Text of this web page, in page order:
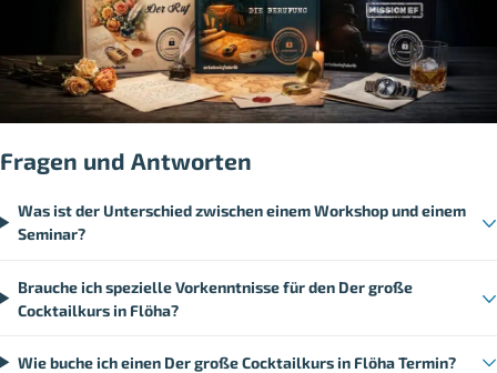
Fragen und Antworten
Was ist der Unterschied zwischen einem Workshop und einem
Seminar?
Brauche ich spezielle Vorkenntnisse für den Der große
Cocktailkurs in Flöha?
Wie buche ich einen Der große Cocktailkurs in Flöha Termin?